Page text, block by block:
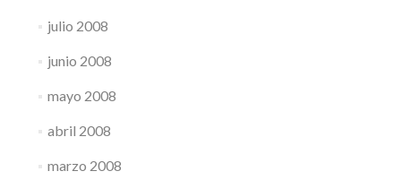
julio 2008
junio 2008
mayo 2008
abril 2008
marzo 2008